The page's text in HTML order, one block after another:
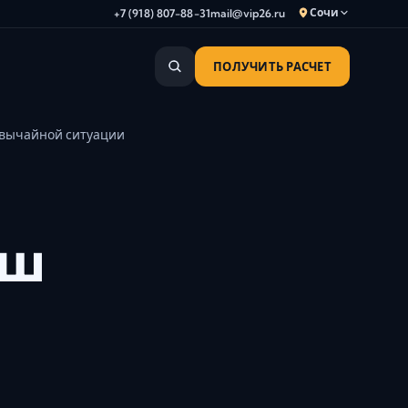
+7 (918) 807-88-31mail@vip26.ru Сочи
ПОЛУЧИТЬ РАСЧЕТ
ситуации